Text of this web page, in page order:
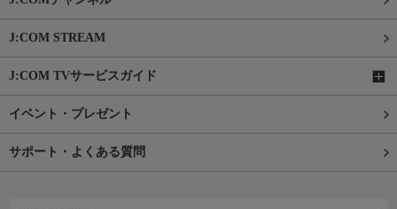
J:COM STREAM
J:COM TVサービスガイド
イベント・プレゼント
サポート・よくある質問